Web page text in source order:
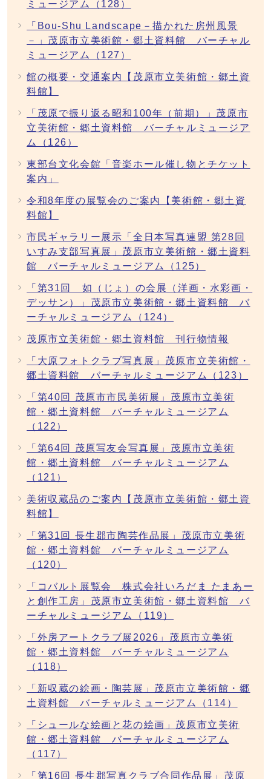
ミュージアム（128）
「Bou-Shu Landscape－描かれた房州風景
－」茂原市立美術館・郷土資料館 バーチャル
ミュージアム（127）
館の概要・交通案内【茂原市立美術館・郷土資
料館】
「茂原で振り返る昭和100年（前期）」茂原市
立美術館・郷土資料館 バーチャルミュージア
ム（126）
東部台文化会館「音楽ホール催し物とチケット
案内」
令和8年度の展覧会のご案内【美術館・郷土資
料館】
市民ギャラリー展示「全日本写真連盟 第28回
いすみ支部写真展」茂原市立美術館・郷土資料
館 バーチャルミュージアム（125）
「第31回 如（じょ）の会展（洋画・水彩画・
デッサン）」茂原市立美術館・郷土資料館 バ
ーチャルミュージアム（124）
茂原市立美術館・郷土資料館 刊行物情報
「大原フォトクラブ写真展」茂原市立美術館・
郷土資料館 バーチャルミュージアム（123）
「第40回 茂原市市民美術展」茂原市立美術
館・郷土資料館 バーチャルミュージアム
（122）
「第64回 茂原写友会写真展」茂原市立美術
館・郷土資料館 バーチャルミュージアム
（121）
美術収蔵品のご案内【茂原市立美術館・郷土資
料館】
「第31回 長生郡市陶芸作品展」茂原市立美術
館・郷土資料館 バーチャルミュージアム
（120）
「コバルト展覧会 株式会社いろだま たまあー
と創作工房」茂原市立美術館・郷土資料館 バ
ーチャルミュージアム（119）
「外房アートクラブ展2026」茂原市立美術
館・郷土資料館 バーチャルミュージアム
（118）
「新収蔵の絵画・陶芸展」茂原市立美術館・郷
土資料館 バーチャルミュージアム（114）
「シュールな絵画と花の絵画」茂原市立美術
館・郷土資料館 バーチャルミュージアム
（117）
「第16回 長生郡写真クラブ合同作品展」茂原